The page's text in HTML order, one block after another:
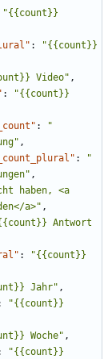
"{{count}}
:
"{{count}}
Video" ,
:
"{{count}}
:
"
,
:
"
,
haben, <a
a>" ,
Antwort
:
"{{count}}
Jahr" ,
"{{count}}
Woche" ,
"{{count}}